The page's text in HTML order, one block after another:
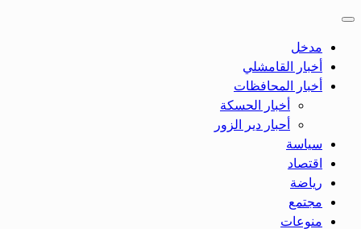
مدخل
أخبار القامشلي
أخبار المحافظات
أخبار الحسكة
أحبار دير الزور
سياسة
اقتصاد
رياضة
مجتمع
منوعات